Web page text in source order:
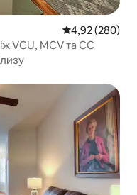
Середня
4,92 (280)
VCU, MCV та CC